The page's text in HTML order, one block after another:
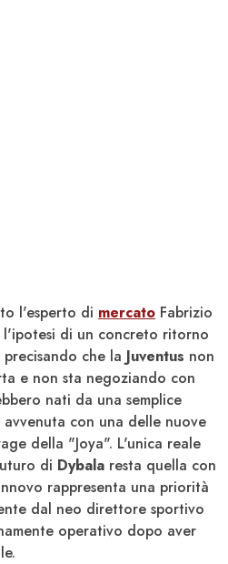
l'esperto di mercato Fabrizio
l'ipotesi di un concreto ritorno
che la Juventus non
e non sta negoziando con
nati da una semplice
con una delle nuove
della "Joya". L'unica reale
di Dybala resta quella con
rappresenta una priorità
dal neo direttore sportivo
operativo dopo aver